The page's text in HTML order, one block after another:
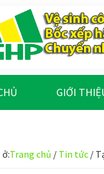
GIỚI
Trang chủ / Tin tức /